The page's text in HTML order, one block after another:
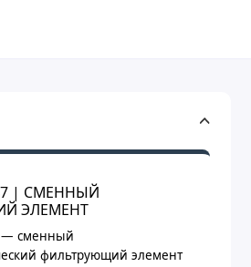
| СМЕННЫЙ
ЭЛЕМЕНТ
— сменный
фильтрующий элемент